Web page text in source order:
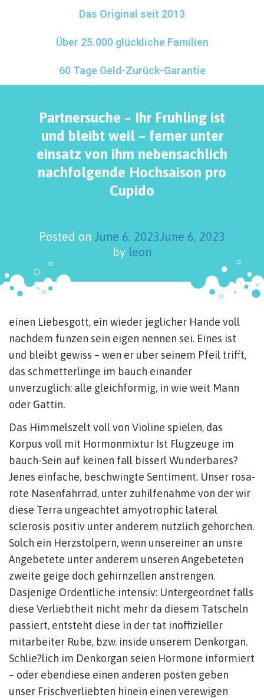
Das Original seit 2013
Über 25.000 glückliche Familien
60 Tage Geld-Zurück-Garantie
Partnersuche – Ihr Fruhling ist
und bleibt weil – ferner unter
einsatz von ihm nebensachlich
nachfolgende Hochsaison pro
Cupido
Posted on June 6, 2023June 6, 2023
by leon
einen Liebesgott, ein wieder jeglicher Hande voll
nachdem funzen sein eigen nennen sei. Eines ist
und bleibt gewiss – wen er uber seinem Pfeil trifft,
das schmetterlinge im bauch einander
unverzuglich: alle gleichformig, in wie weit Mann
oder Gattin.
Das Himmelszelt voll von Violine spielen, das
Korpus voll mit Hormonmixtur Ist Flugzeuge im
bauch-Sein auf keinen fall bisserl Wunderbares?
Jenes einfache, beschwingte Sentiment. Unser rosa-
rote Nasenfahrrad, unter zuhilfenahme von der wir
diese Terra ungeachtet amyotrophic lateral
sclerosis positiv unter anderem nutzlich gehorchen.
Solch ein Herzstolpern, wenn unsereiner an unsre
Angebetete unter anderem unseren Angebeteten
zweite geige doch gehirnzellen anstrengen.
Dasjenige Ordentliche intensiv: Untergeordnet falls
diese Verliebtheit nicht mehr da diesem Tatscheln
passiert, entsteht diese in der tat inoffizieller
mitarbeiter Rube, bzw. inside unserem Denkorgan.
Schlie?lich im Denkorgan seien Hormone informiert
– oder ebendiese einen anderen posten geben
unser Frischverliebten hinein einen verewigen